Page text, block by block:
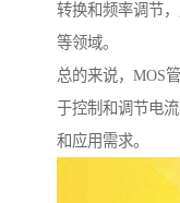
转换和频率调节
等领域。
总的来说，MOS
于控制和调节电
和应用需求。